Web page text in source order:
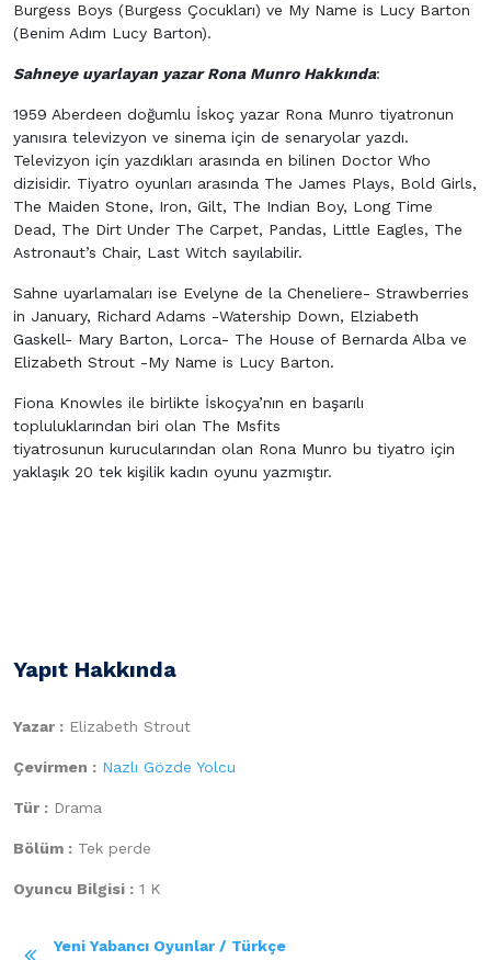
Burgess Boys (Burgess Çocukları) ve My Name is Lucy Barton
(Benim Adım Lucy Barton).
Sahneye uyarlayan yazar Rona Munro Hakkında:
1959 Aberdeen doğumlu İskoç yazar Rona Munro tiyatronun
yanısıra televizyon ve sinema için de senaryolar yazdı.
Televizyon için yazdıkları arasında en bilinen Doctor Who
dizisidir. Tiyatro oyunları arasında The James Plays, Bold Girls,
The Maiden Stone, Iron, Gilt, The Indian Boy, Long Time
Dead, The Dirt Under The Carpet, Pandas, Little Eagles, The
Astronaut’s Chair, Last Witch sayılabilir.
Sahne uyarlamaları ise Evelyne de la Cheneliere- Strawberries
in January, Richard Adams -Watership Down, Elziabeth
Gaskell- Mary Barton, Lorca- The House of Bernarda Alba ve
Elizabeth Strout -My Name is Lucy Barton.
Fiona Knowles ile birlikte İskoçya’nın en başarılı
topluluklarından biri olan The Msfits
tiyatrosunun kurucularından olan Rona Munro bu tiyatro için
yaklaşık 20 tek kişilik kadın oyunu yazmıştır.
Yapıt Hakkında
Yazar : Elizabeth Strout
Çevirmen : Nazlı Gözde Yolcu
Tür : Drama
Bölüm : Tek perde
Oyuncu Bilgisi : 1 K
Yeni Yabancı Oyunlar / Türkçe